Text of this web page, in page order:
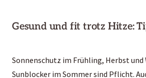
Gesund und fit trotz Hitze:
Sonnenschutz im Frühling, Herbst und
Sunblocker im Sommer sind Pflicht.